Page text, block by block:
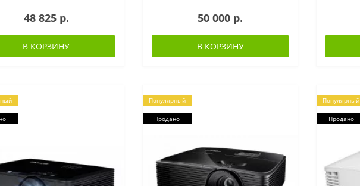
48 825 р.
В КОРЗИНУ
50 000 р.
В КОРЗИНУ
Популярный
Продано
Популярный
Продано